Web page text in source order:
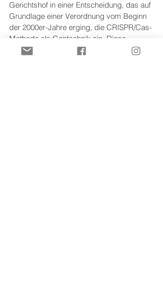
Gerichtshof in einer Entscheidung, das auf
Grundlage einer Verordnung vom Beginn
der 2000er-Jahre erging, die CRISPR/Cas-
Methode als Gentechnik ein. Diese
Entscheidung zeigt den Handlungsbedarf